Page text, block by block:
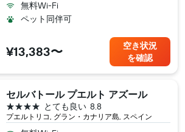
無料Wi-Fi
ペット同伴可
¥13,383〜
空き状況
を確認
セルバトール プエルト アズール
プエルトリコ, グラン・カナリア島, スペイン
8.8
とても良い
4つ星